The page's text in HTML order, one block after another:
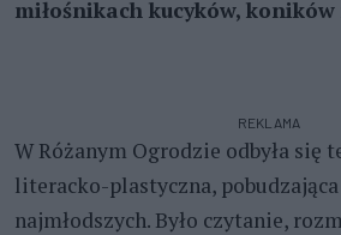
miłośnikach kucyków,
REKLAMA
W Różanym Ogrodzie odbyła się
literacko-plastyczna,
najmłodszych. Było czytanie,